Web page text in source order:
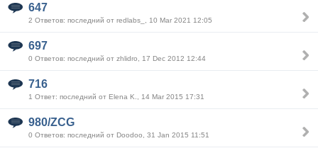
647
2 Ответов: последний от redlabs_, 10 Mar 2021 12:05
697
0 Ответов: последний от zhlidro, 17 Dec 2012 12:44
716
1 Ответ: последний от Elena K., 14 Mar 2015 17:31
980/ZCG
0 Ответов: последний от Doodoo, 31 Jan 2015 11:51